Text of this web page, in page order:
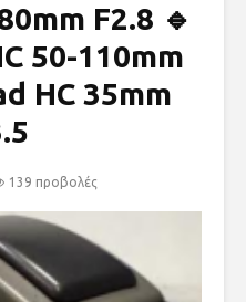
F2.8 🔹
50-110mm
HC 35mm
139 προβολές